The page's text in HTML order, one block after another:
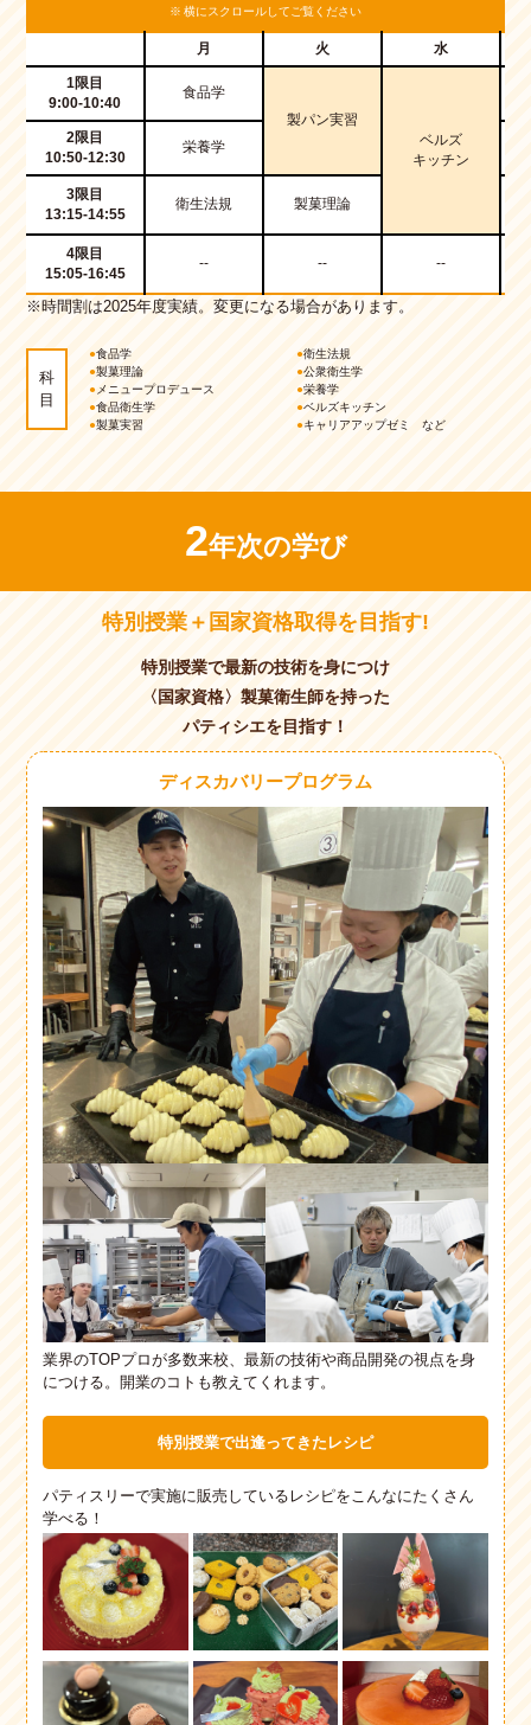
※ 横にスクロールしてご覧ください
月 火 水
1限目
9:00-10:40
食品学
製パン実習
ベルズ
キッチン
2限目
10:50-12:30
栄養学
3限目
13:15-14:55
衛生法規 製菓理論
4限目
15:05-16:45
-- -- --
※時間割は2025年度実績。変更になる場合があります。
科
目
●食品学 ●衛生法規
●製菓理論 ●公衆衛生学
● メニュープロデュース ●栄養学
●食品衛生学 ●ベルズキッチン
●製菓実習 ●キャリアアップゼミ など
2年次の学び
特別授業＋国家資格取得を目指す!
特別授業で最新の技術を身につけ
〈国家資格〉製菓衛生師を持った
パティシエを目指す！
ディスカバリープログラム
業界のTOPプロが多数来校、最新の技術や商品開発の視点を身
につける。開業のコトも教えてくれます。
特別授業で出逢ってきたレシピ
パティスリーで実施に販売しているレシピをこんなにたくさん
学べる！